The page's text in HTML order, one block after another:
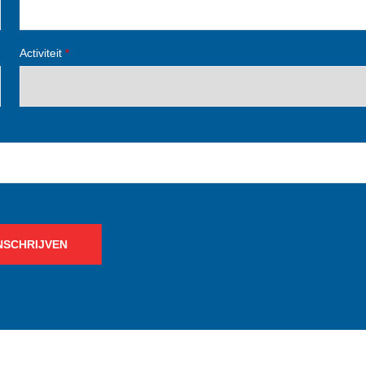
Activiteit*